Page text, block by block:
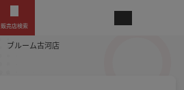
販売店検索
ブルーム古河店